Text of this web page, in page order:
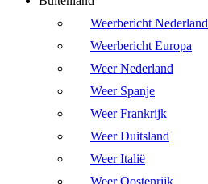
Weerbericht Nederland
Weerbericht Europa
Weer Nederland
Weer Spanje
Weer Frankrijk
Weer Duitsland
Weer Italië
Weer Oostenrijk